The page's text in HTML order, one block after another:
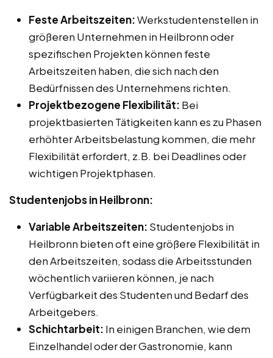
Feste Arbeitszeiten:Werkstudentenstellen in
größeren Unternehmen in Heilbronn oder
spezifischen Projekten können feste
Arbeitszeiten haben, die sich nach den
Bedürfnissen des Unternehmens richten.
Projektbezogene Flexibilität: Bei
projektbasierten Tätigkeiten kann es zu Phasen
erhöhter Arbeitsbelastung kommen, die mehr
Flexibilität erfordert, z.B. bei Deadlines oder
wichtigen Projektphasen.
Studentenjobs in Heilbronn:
Variable Arbeitszeiten: Studentenjobs in
Heilbronn bieten oft eine größere Flexibilität in
den Arbeitszeiten, sodass die Arbeitsstunden
wöchentlich variieren können, je nach
Verfügbarkeit des Studenten und Bedarf des
Arbeitgebers.
Schichtarbeit: In einigen Branchen, wie dem
Einzelhandel oder der Gastronomie, kann